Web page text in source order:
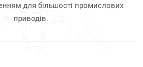
для більшості промислових
приводів.